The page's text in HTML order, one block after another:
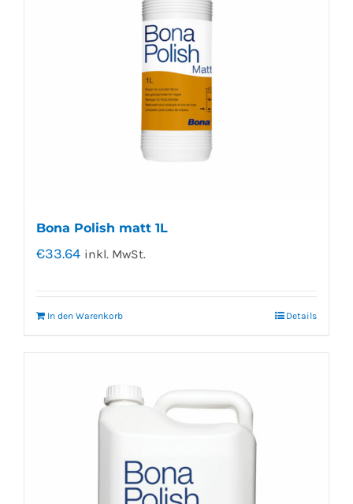
Bona Polish matt 1L
€33.64 inkl. MwSt.
In den Warenkorb Details